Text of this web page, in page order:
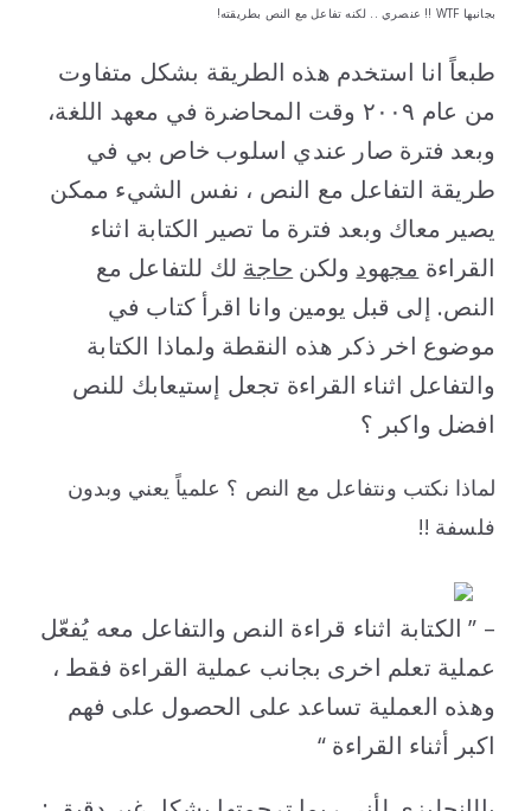
بجانبها WTF !! عنصري .. لكنه تفاعل مع النص بطريقته!
طبعاً انا استخدم هذه الطريقة بشكل متفاوت
من عام ٢٠٠٩ وقت المحاضرة في معهد اللغة،
وبعد فترة صار عندي اسلوب خاص بي في
طريقة التفاعل مع النص ، نفس الشيء ممكن
يصير معاك وبعد فترة ما تصير الكتابة اثناء
القراءةمجهودولكنحاجةلك للتفاعل مع
النص. إلى قبل يومين وانا اقرأ كتاب في
موضوع اخر ذكر هذه النقطة ولماذا الكتابة
والتفاعل اثناء القراءة تجعل إستيعابك للنص
افضل واكبر ؟
لماذا نكتب ونتفاعل مع النص ؟ علمياً يعني وبدون
فلسفة !!
– ” الكتابة اثناء قراءة النص والتفاعل معه يُفعّل
عملية تعلم اخرى بجانب عملية القراءة فقط ،
وهذه العملية تساعد على الحصول على فهم
اكبر أثناء القراءة “